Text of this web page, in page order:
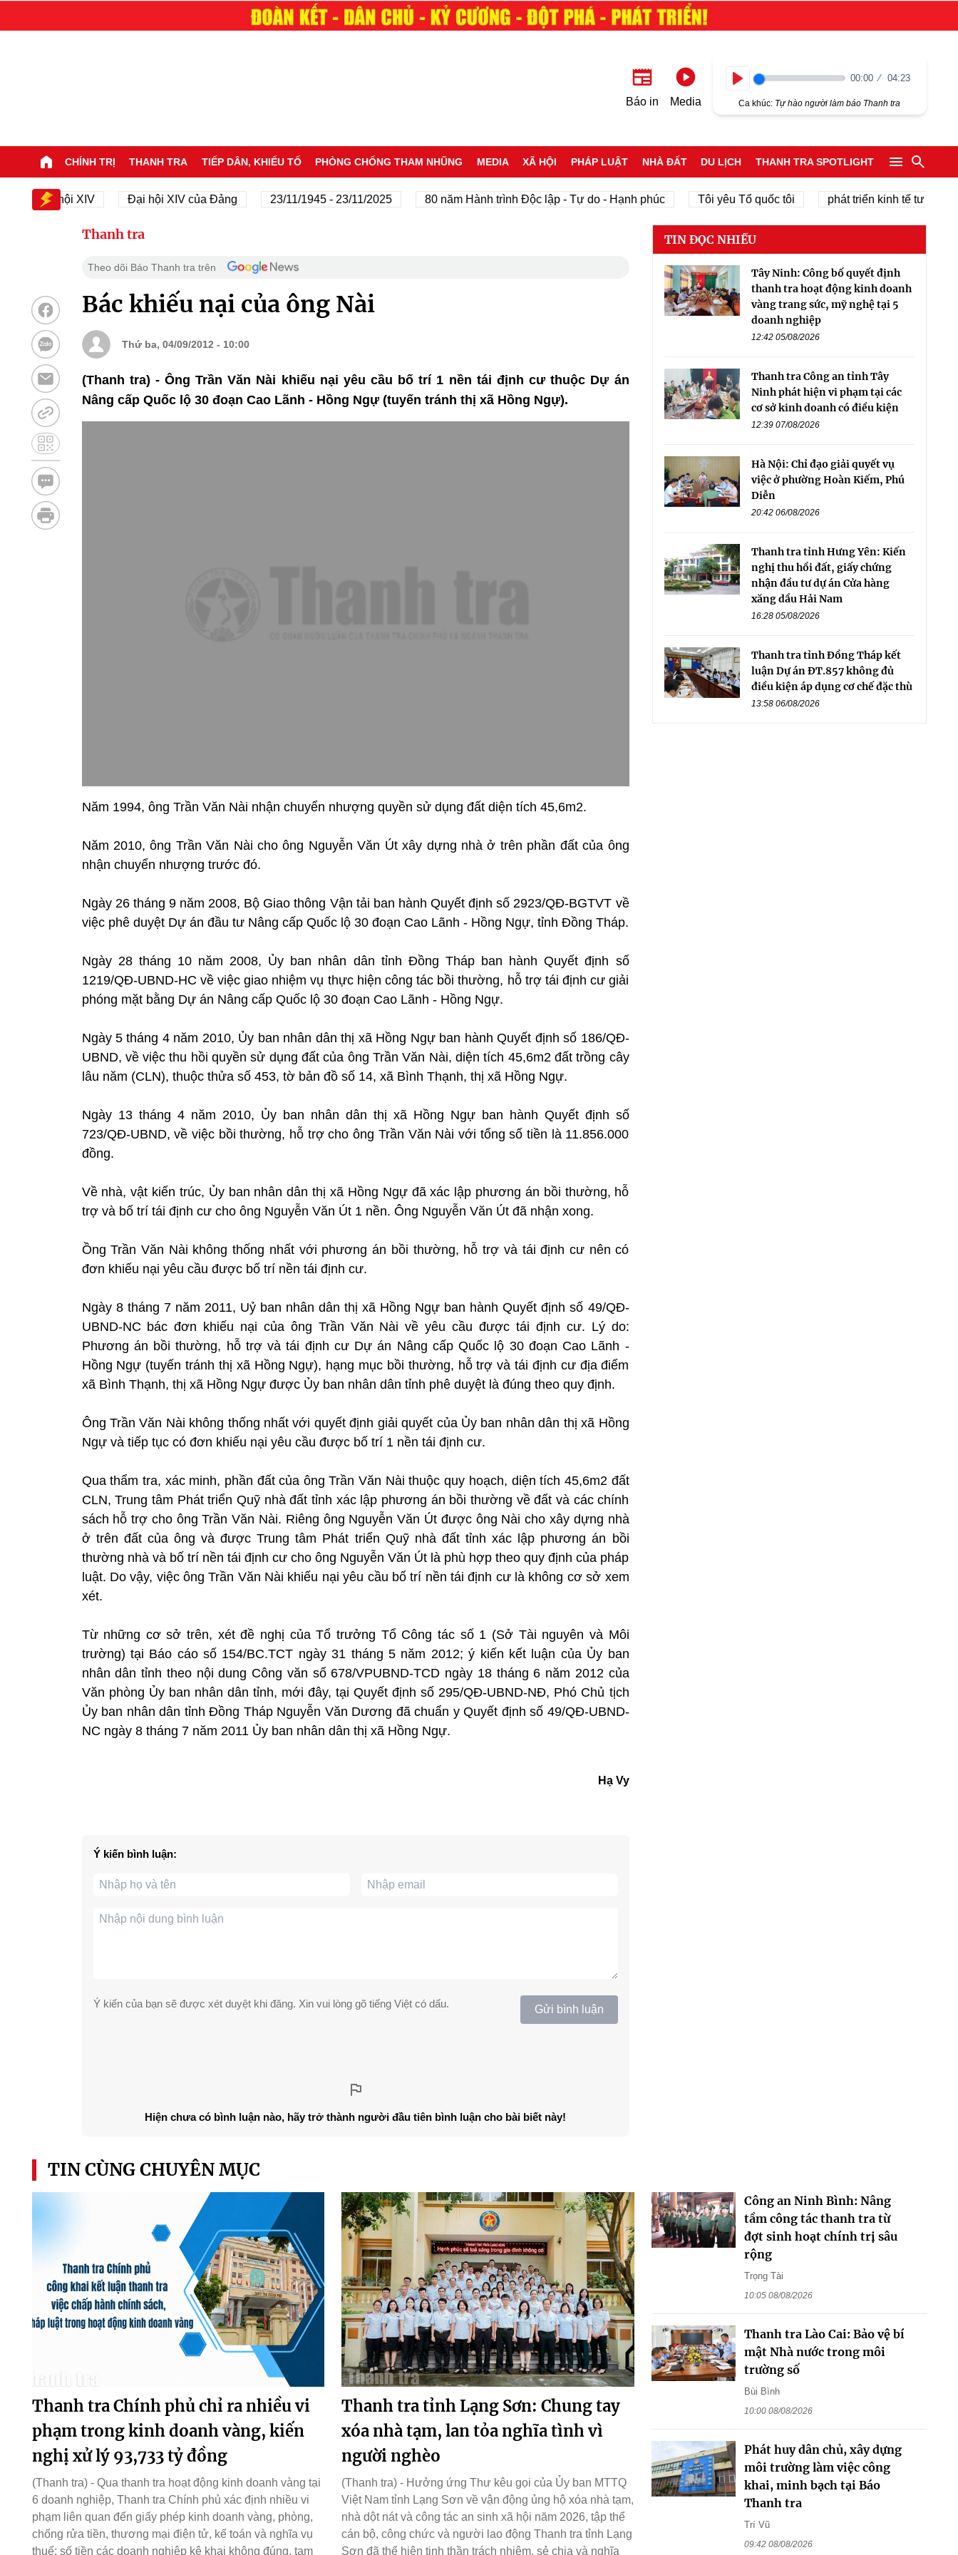
Báo in Media
00:00 04:23
Ca khúc: Tự hào người làm báo Thanh tra
CHÍNH TRỊ THANH TRA TIẾP DÂN, KHIẾU TỐ PHÒNG CHỐNG THAM NHŨNG MEDIA XÃ HỘI PHÁP LUẬT NHÀ ĐẤT DU LỊCH THANH TRA SPOTLIGHT
Đại hội XIV Đại hội XIV của Đảng 23/11/1945 - 23/11/2025 80 năm Hành trình Độc lập - Tự do - Hạnh phúc Tôi yêu Tổ quốc tôi phát triển kinh tế tư nhân
Thanh tra
Theo dõi Báo Thanh tra trên
Bác khiếu nại của ông Nài
Thứ ba, 04/09/2012 - 10:00
(Thanh tra) - Ông Trần Văn Nài khiếu nại yêu cầu bố trí 1 nền tái định cư thuộc Dự án
Nâng cấp Quốc lộ 30 đoạn Cao Lãnh - Hồng Ngự (tuyến tránh thị xã Hồng Ngự).
Năm 1994, ông Trần Văn Nài nhận chuyển nhượng quyền sử dụng đất diện tích 45,6m2.
Năm 2010, ông Trần Văn Nài cho ông Nguyễn Văn Út xây dựng nhà ở trên phần đất của ông
nhận chuyển nhượng trước đó.
Ngày 26 tháng 9 năm 2008, Bộ Giao thông Vận tải ban hành Quyết định số 2923/QĐ-BGTVT về
việc phê duyệt Dự án đầu tư Nâng cấp Quốc lộ 30 đoạn Cao Lãnh - Hồng Ngự, tỉnh Đồng Tháp.
Ngày 28 tháng 10 năm 2008, Ủy ban nhân dân tỉnh Đồng Tháp ban hành Quyết định số
1219/QĐ-UBND-HC về việc giao nhiệm vụ thực hiện công tác bồi thường, hỗ trợ tái định cư giải
phóng mặt bằng Dự án Nâng cấp Quốc lộ 30 đoạn Cao Lãnh - Hồng Ngự.
Ngày 5 tháng 4 năm 2010, Ủy ban nhân dân thị xã Hồng Ngự ban hành Quyết định số 186/QĐ-
UBND, về việc thu hồi quyền sử dụng đất của ông Trần Văn Nài, diện tích 45,6m2 đất trồng cây
lâu năm (CLN), thuộc thửa số 453, tờ bản đồ số 14, xã Bình Thạnh, thị xã Hồng Ngự.
Ngày 13 tháng 4 năm 2010, Ủy ban nhân dân thị xã Hồng Ngự ban hành Quyết định số
723/QĐ-UBND, về việc bồi thường, hỗ trợ cho ông Trần Văn Nài với tổng số tiền là 11.856.000
đồng.
Về nhà, vật kiến trúc, Ủy ban nhân dân thị xã Hồng Ngự đã xác lập phương án bồi thường, hỗ
trợ và bố trí tái định cư cho ông Nguyễn Văn Út 1 nền. Ông Nguyễn Văn Út đã nhận xong.
Ồng Trần Văn Nài không thống nhất với phương án bồi thường, hỗ trợ và tái định cư nên có
đơn khiếu nại yêu cầu được bố trí nền tái định cư.
Ngày 8 tháng 7 năm 2011, Uỷ ban nhân dân thị xã Hồng Ngự ban hành Quyết định số 49/QĐ-
UBND-NC bác đơn khiếu nại của ông Trần Văn Nài về yêu cầu được tái định cư. Lý do:
Phương án bồi thường, hỗ trợ và tái định cư Dự án Nâng cấp Quốc lộ 30 đoạn Cao Lãnh -
Hồng Ngự (tuyến tránh thị xã Hồng Ngự), hạng mục bồi thường, hỗ trợ và tái định cư địa điểm
xã Bình Thạnh, thị xã Hồng Ngự được Ủy ban nhân dân tỉnh phê duyệt là đúng theo quy định.
Ông Trần Văn Nài không thống nhất với quyết định giải quyết của Ủy ban nhân dân thị xã Hồng
Ngự và tiếp tục có đơn khiếu nại yêu cầu được bố trí 1 nền tái định cư.
Qua thẩm tra, xác minh, phần đất của ông Trần Văn Nài thuộc quy hoạch, diện tích 45,6m2 đất
CLN, Trung tâm Phát triển Quỹ nhà đất tỉnh xác lập phương án bồi thường về đất và các chính
sách hỗ trợ cho ông Trần Văn Nài. Riêng ông Nguyễn Văn Út được ông Nài cho xây dựng nhà
ở trên đất của ông và được Trung tâm Phát triển Quỹ nhà đất tỉnh xác lập phương án bồi
thường nhà và bố trí nền tái định cư cho ông Nguyễn Văn Út là phù hợp theo quy định của pháp
luật. Do vậy, việc ông Trần Văn Nài khiếu nại yêu cầu bố trí nền tái định cư là không cơ sở xem
xét.
Từ những cơ sở trên, xét đề nghị của Tổ trưởng Tổ Công tác số 1 (Sở Tài nguyên và Môi
trường) tại Báo cáo số 154/BC.TCT ngày 31 tháng 5 năm 2012; ý kiến kết luận của Ủy ban
nhân dân tỉnh theo nội dung Công văn số 678/VPUBND-TCD ngày 18 tháng 6 năm 2012 của
Văn phòng Ủy ban nhân dân tỉnh, mới đây, tại Quyết định số 295/QĐ-UBND-NĐ, Phó Chủ tịch
Ủy ban nhân dân tỉnh Đồng Tháp Nguyễn Văn Dương đã chuẩn y Quyết định số 49/QĐ-UBND-
NC ngày 8 tháng 7 năm 2011 Ủy ban nhân dân thị xã Hồng Ngự.
Hạ Vy
Ý kiến bình luận:
Ý kiến của bạn sẽ được xét duyệt khi đăng. Xin vui lòng gõ tiếng Việt có dấu. Gửi bình luận
Hiện chưa có bình luận nào, hãy trở thành người đầu tiên bình luận cho bài biết này!
TIN ĐỌC NHIỀU
Tây Ninh: Công bố quyết định
thanh tra hoạt động kinh doanh
vàng trang sức, mỹ nghệ tại 5
doanh nghiệp
12:42 05/08/2026
Thanh tra Công an tỉnh Tây
Ninh phát hiện vi phạm tại các
cơ sở kinh doanh có điều kiện
12:39 07/08/2026
Hà Nội: Chỉ đạo giải quyết vụ
việc ở phường Hoàn Kiếm, Phú
Diễn
20:42 06/08/2026
Thanh tra tỉnh Hưng Yên: Kiến
nghị thu hồi đất, giấy chứng
nhận đầu tư dự án Cửa hàng
xăng dầu Hải Nam
16:28 05/08/2026
Thanh tra tỉnh Đồng Tháp kết
luận Dự án ĐT.857 không đủ
điều kiện áp dụng cơ chế đặc thù
13:58 06/08/2026
TIN CÙNG CHUYÊN MỤC
Thanh tra Chính phủ chỉ ra nhiều vi
phạm trong kinh doanh vàng, kiến
nghị xử lý 93,733 tỷ đồng
(Thanh tra) - Qua thanh tra hoạt động kinh doanh vàng tại
6 doanh nghiệp, Thanh tra Chính phủ xác định nhiều vi
phạm liên quan đến giấy phép kinh doanh vàng, phòng,
chống rửa tiền, thương mại điện tử, kế toán và nghĩa vụ
thuế; số tiền các doanh nghiệp kê khai không đúng, tạm
Thanh tra tỉnh Lạng Sơn: Chung tay
xóa nhà tạm, lan tỏa nghĩa tình vì
người nghèo
(Thanh tra) - Hưởng ứng Thư kêu gọi của Ủy ban MTTQ
Việt Nam tỉnh Lạng Sơn về vận động ủng hộ xóa nhà tạm,
nhà dột nát và công tác an sinh xã hội năm 2026, tập thể
cán bộ, công chức và người lao động Thanh tra tỉnh Lạng
Sơn đã thể hiện tinh thần trách nhiệm, sẻ chia và nghĩa
Công an Ninh Bình: Nâng
tầm công tác thanh tra từ
đợt sinh hoạt chính trị sâu
rộng
Trọng Tài
10:05 08/08/2026
Thanh tra Lào Cai: Bảo vệ bí
mật Nhà nước trong môi
trường số
Bùi Bình
10:00 08/08/2026
Phát huy dân chủ, xây dựng
môi trường làm việc công
khai, minh bạch tại Báo
Thanh tra
Trí Vũ
09:42 08/08/2026